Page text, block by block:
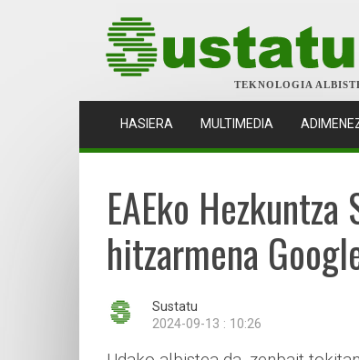
TEKNOLOGIA
HASIERA (CURRENT)
MULTIMEDIA
EAEko
hitzarmena
Sustatu
2024-09-13 : 10:26